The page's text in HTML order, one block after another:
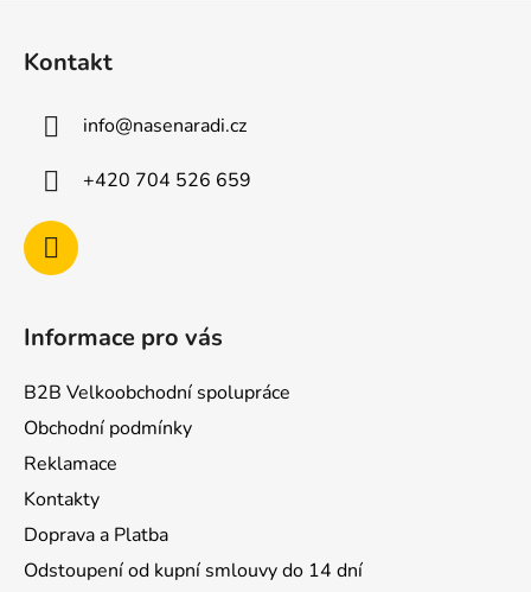
Kontakt
info@nasenaradi.cz
+420 704 526 659
Informace pro vás
B2B Velkoobchodní spolupráce
Obchodní podmínky
Reklamace
Kontakty
Doprava a Platba
Odstoupení od kupní smlouvy do 14 dní